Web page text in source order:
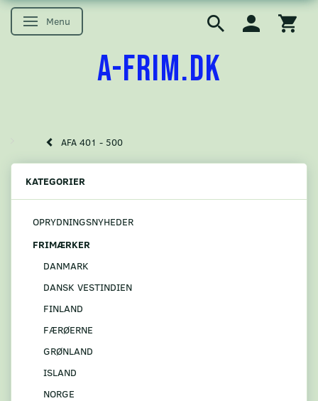
Skifte navigation
Menu
A-FRIM.DK
AFA 401 - 500
KATEGORIER
OPRYDNINGSNYHEDER
FRIMÆRKER
DANMARK
DANSK VESTINDIEN
FINLAND
FÆRØERNE
GRØNLAND
ISLAND
NORGE